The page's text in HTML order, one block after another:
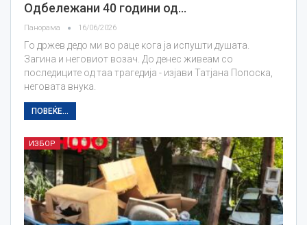
Одбележани 40 години од…
Панорама 16/06/2026
Го држев дедо ми во раце кога ја испушти душата.
Загина и неговиот возач. До денес живеам со
последиците од таа трагедија - изјави Татјана Попоска,
неговата внука.
ПОВЕЌЕ...
ИЗБОР